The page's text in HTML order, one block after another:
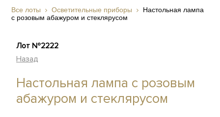
Все лоты Осветительные приборы
Настольная лампа
с розовым абажуром и стеклярусом
Лот №2222
Назад
Настольная лампа с розовым
абажуром и стеклярусом